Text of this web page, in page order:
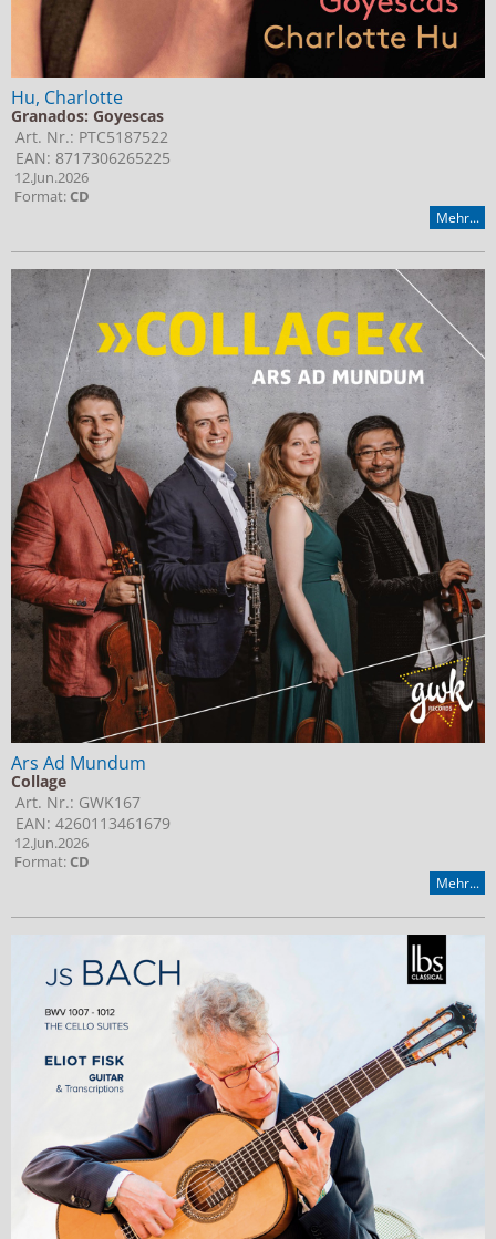
Hu, Charlotte
Granados: Goyescas
Art. Nr.: PTC5187522
EAN: 8717306265225
12.Jun.2026
Format:CD
Mehr...
Ars Ad Mundum
Collage
Art. Nr.: GWK167
EAN: 4260113461679
12.Jun.2026
Format:CD
Mehr...